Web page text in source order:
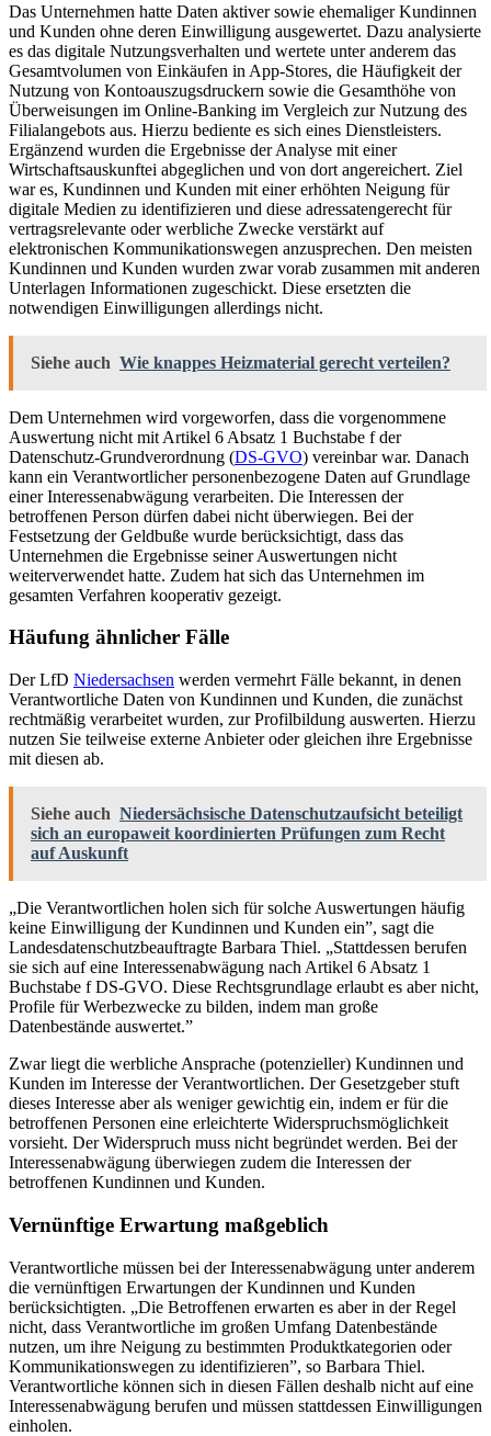
Das Unternehmen hatte Daten aktiver sowie ehemaliger Kundinnen
und Kunden ohne deren Einwilligung ausgewertet. Dazu analysierte
es das digitale Nutzungsverhalten und wertete unter anderem das
Gesamtvolumen von Einkäufen in App-Stores, die Häufigkeit der
Nutzung von Kontoauszugsdruckern sowie die Gesamthöhe von
Überweisungen im Online-Banking im Vergleich zur Nutzung des
Filialangebots aus. Hierzu bediente es sich eines Dienstleisters.
Ergänzend wurden die Ergebnisse der Analyse mit einer
Wirtschaftsauskunftei abgeglichen und von dort angereichert. Ziel
war es, Kundinnen und Kunden mit einer erhöhten Neigung für
digitale Medien zu identifizieren und diese adressatengerecht für
vertragsrelevante oder werbliche Zwecke verstärkt auf
elektronischen Kommunikationswegen anzusprechen. Den meisten
Kundinnen und Kunden wurden zwar vorab zusammen mit anderen
Unterlagen Informationen zugeschickt. Diese ersetzten die
notwendigen Einwilligungen allerdings nicht.
Siehe auch Wie knappes Heizmaterial gerecht verteilen?
Dem Unternehmen wird vorgeworfen, dass die vorgenommene
Auswertung nicht mit Artikel 6 Absatz 1 Buchstabe f der
Datenschutz-Grundverordnung (DS-GVO) vereinbar war. Danach
kann ein Verantwortlicher personenbezogene Daten auf Grundlage
einer Interessenabwägung verarbeiten. Die Interessen der
betroffenen Person dürfen dabei nicht überwiegen. Bei der
Festsetzung der Geldbuße wurde berücksichtigt, dass das
Unternehmen die Ergebnisse seiner Auswertungen nicht
weiterverwendet hatte. Zudem hat sich das Unternehmen im
gesamten Verfahren kooperativ gezeigt.
Häufung ähnlicher Fälle
Der LfD Niedersachsen werden vermehrt Fälle bekannt, in denen
Verantwortliche Daten von Kundinnen und Kunden, die zunächst
rechtmäßig verarbeitet wurden, zur Profilbildung auswerten. Hierzu
nutzen Sie teilweise externe Anbieter oder gleichen ihre Ergebnisse
mit diesen ab.
Siehe auch Niedersächsische Datenschutzaufsicht beteiligt
sich an europaweit koordinierten Prüfungen zum Recht
auf Auskunft
„Die Verantwortlichen holen sich für solche Auswertungen häufig
keine Einwilligung der Kundinnen und Kunden ein”, sagt die
Landesdatenschutzbeauftragte Barbara Thiel. „Stattdessen berufen
sie sich auf eine Interessenabwägung nach Artikel 6 Absatz 1
Buchstabe f DS-GVO. Diese Rechtsgrundlage erlaubt es aber nicht,
Profile für Werbezwecke zu bilden, indem man große
Datenbestände auswertet.”
Zwar liegt die werbliche Ansprache (potenzieller) Kundinnen und
Kunden im Interesse der Verantwortlichen. Der Gesetzgeber stuft
dieses Interesse aber als weniger gewichtig ein, indem er für die
betroffenen Personen eine erleichterte Widerspruchsmöglichkeit
vorsieht. Der Widerspruch muss nicht begründet werden. Bei der
Interessenabwägung überwiegen zudem die Interessen der
betroffenen Kundinnen und Kunden.
Vernünftige Erwartung maßgeblich
Verantwortliche müssen bei der Interessenabwägung unter anderem
die vernünftigen Erwartungen der Kundinnen und Kunden
berücksichtigten. „Die Betroffenen erwarten es aber in der Regel
nicht, dass Verantwortliche im großen Umfang Datenbestände
nutzen, um ihre Neigung zu bestimmten Produktkategorien oder
Kommunikationswegen zu identifizieren”, so Barbara Thiel.
Verantwortliche können sich in diesen Fällen deshalb nicht auf eine
Interessenabwägung berufen und müssen stattdessen Einwilligungen
einholen.